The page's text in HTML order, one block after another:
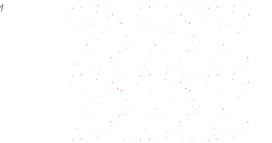
El tejuino, una bebida
ancestralmente deliciosa
Legumbres: 7 trucos infalibles para
que no nos den gases
Los azulitos: ¿La bebida espirituosa
de Los Pitufos?